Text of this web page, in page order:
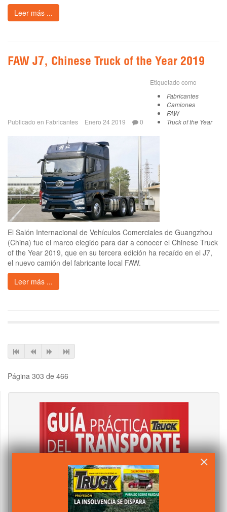
Leer más ...
FAW J7, Chinese Truck of the Year 2019
Publicado en Fabricantes Enero 24 2019 0
Etiquetado como
Fabricantes
Camiones
FAW
Truck of the Year
El Salón Internacional de Vehículos Comerciales de Guangzhou
(China) fue el marco elegido para dar a conocer el Chinese Truck
of the Year 2019, que en su tercera edición ha recaído en el J7,
el nuevo camión del fabricante local FAW.
Leer más ...
Página 303 de 466
×